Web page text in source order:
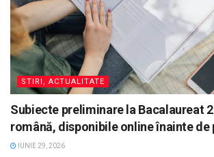
STIRI, ACTUALITATE
Subiecte preliminare la Bacalaureat
română, disponibile online înainte de
IUNIE 29, 2026